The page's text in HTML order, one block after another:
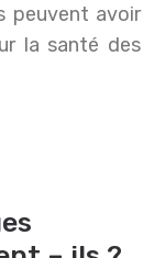
peuvent avoir
la santé des